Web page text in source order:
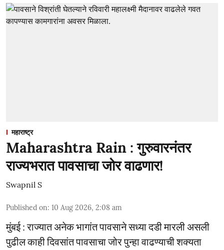
महाराष्ट्र
Maharashtra Rain : गुरुवारनंतर
राज्यभरात पावसाचा जोर वाढणार!
Swapnil S
Published on: 10 Aug 2026, 2:08 am
मुंबई : राज्यात अनेक भागांत पावसाने सध्या दडी मारली असली
पुढील काही दिवसांत पावसाचा जोर पुन्हा वाढण्याची शक्यता